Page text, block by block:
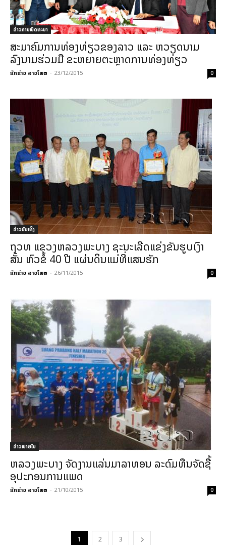
ຂ່າວການພັດທະນາ
ສະມາຄົມການທ່ອງທ່ຽວຂອງລາວ ແລະ ຫວຽດນາມ
ລົງນາມຮ່ວມມື ຂະຫຍາຍຕະຫຼາດການທ່ອງທ່ຽວ
ນັກຂ່າວ ລາວໂພສ - 23/12/2015 0
​ຂ່າວບັນເທິງ
ຖວທ ແຂວງຫລວງພະບາງ ຊະນະເລີດແຂ່ງຂັນຮູບເງົາ
ສັ້ນ ຫົວຂໍ້ 40 ປີ ແຜ່ນດິນແມ່ທີ່ແສນຮັກ
ນັກຂ່າວ ລາວໂພສ - 26/11/2015 0
ຂ່າວພາຍ​ໃນ
ຫລວງພະບາງ ຈັດງານແລ່ນມາລາທອນ ລະດົມທືນຈັດຊື້
ອຸປະກອນການແພດ
ນັກຂ່າວ ລາວໂພສ - 21/10/2015 0
1 2 3